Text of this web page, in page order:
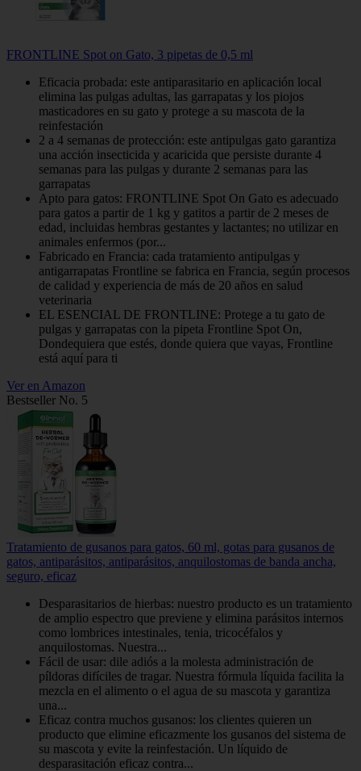
FRONTLINE Spot on Gato, 3 pipetas de 0,5 ml
Eficacia probada: este antiparasitario en aplicación local
elimina las pulgas adultas, las garrapatas y los piojos
masticadores en su gato y protege a su mascota de la
reinfestación
2 a 4 semanas de protección: este antipulgas gato garantiza
una acción insecticida y acaricida que persiste durante 4
semanas para las pulgas y durante 2 semanas para las
garrapatas
Apto para gatos: FRONTLINE Spot On Gato es adecuado
para gatos a partir de 1 kg y gatitos a partir de 2 meses de
edad, incluidas hembras gestantes y lactantes; no utilizar en
animales enfermos (por...
Fabricado en Francia: cada tratamiento antipulgas y
antigarrapatas Frontline se fabrica en Francia, según procesos
de calidad y experiencia de más de 20 años en salud
veterinaria
EL ESENCIAL DE FRONTLINE: Protege a tu gato de
pulgas y garrapatas con la pipeta Frontline Spot On,
Dondequiera que estés, donde quiera que vayas, Frontline
está aquí para ti
Ver en Amazon
Bestseller No. 5
Tratamiento de gusanos para gatos, 60 ml, gotas para gusanos de
gatos, antiparásitos, antiparásitos, anquilostomas de banda ancha,
seguro, eficaz
Desparasitarios de hierbas: nuestro producto es un tratamiento
de amplio espectro que previene y elimina parásitos internos
como lombrices intestinales, tenia, tricocéfalos y
anquilostomas. Nuestra...
Fácil de usar: dile adiós a la molesta administración de
píldoras difíciles de tragar. Nuestra fórmula líquida facilita la
mezcla en el alimento o el agua de su mascota y garantiza
una...
Eficaz contra muchos gusanos: los clientes quieren un
producto que elimine eficazmente los gusanos del sistema de
su mascota y evite la reinfestación. Un líquido de
desparasitación eficaz contra...